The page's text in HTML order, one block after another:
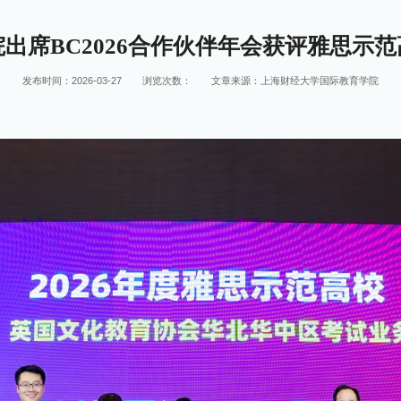
席BC2026合作伙伴年会获评雅思示
发布时间：2026-03-27 浏览次数： 文章来源：上海财经大学国际教育学院